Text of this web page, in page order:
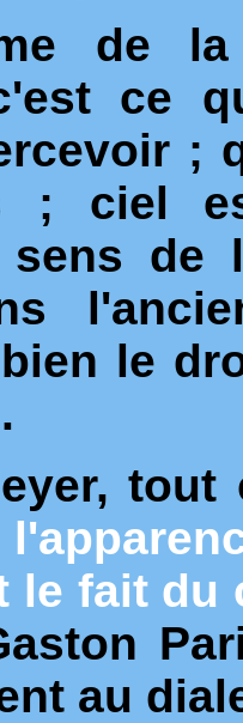
de la
ce
;
; ciel
sens de
le
le fait du
au